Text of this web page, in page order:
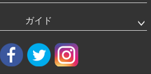
ガイド